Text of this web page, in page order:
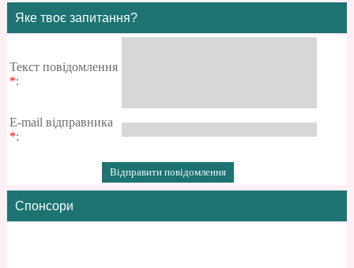
Яке твоє запитання?
Текст повідомлення
*:
E-mail відправника
*:
Спонсори